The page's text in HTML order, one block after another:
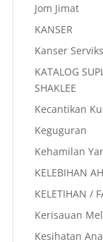
Jom Jimat
KANSER
Kanser Serviks
KATALOG
SHAKLEE
Kecantikan
Keguguran
Kehamilan
KELEBIHAN
KELETIHAN /
Kerisauan
Kesihatan